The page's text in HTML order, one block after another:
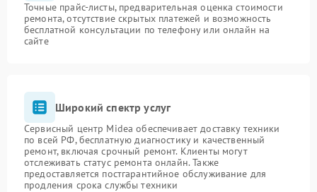
Точные прайс-листы, предварительная оценка стоимости
ремонта, отсутствие скрытых платежей и возможность
бесплатной консультации по телефону или онлайн на
сайте
Широкий спектр услуг
Сервисный центр Midea обеспечивает доставку техники
по всей РФ, бесплатную диагностику и качественный
ремонт, включая срочный ремонт. Клиенты могут
отслеживать статус ремонта онлайн. Также
предоставляется постгарантийное обслуживание для
продления срока службы техники